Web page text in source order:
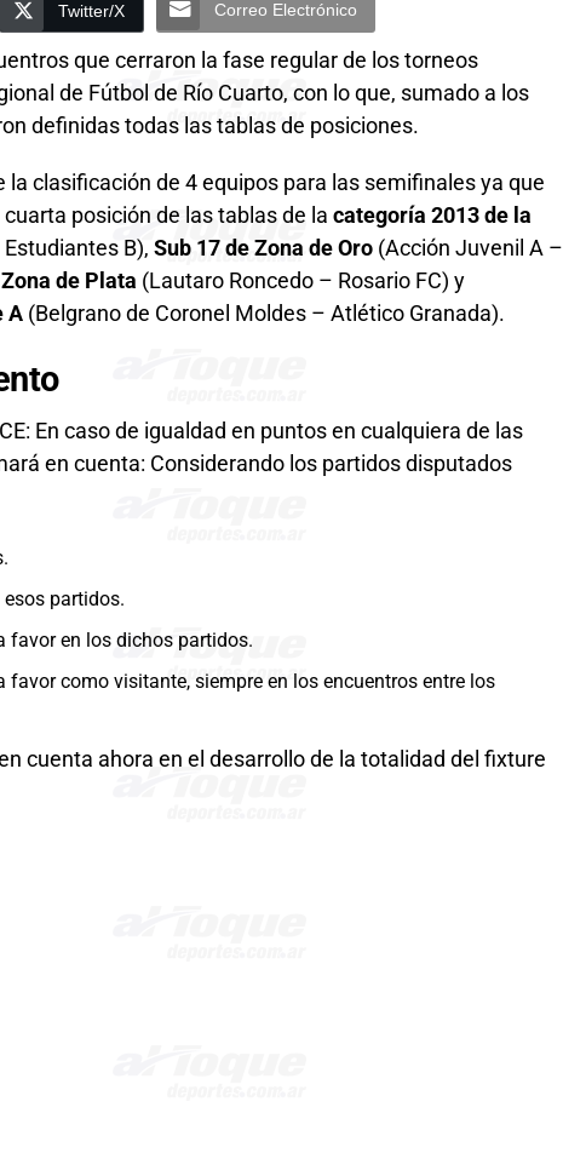
Twitter/X Correo Electrónico
que cerraron la fase regular de los torneos
de Fútbol de Río Cuarto, con lo que, sumado a los
definidas todas las tablas de posiciones.
clasificación de 4 equipos para las semifinales ya que
posición de las tablas de la categoría 2013 de la
B), Sub 17 de Zona de Oro (Acción Juvenil A –
de Plata (Lautaro Roncedo – Rosario FC) y
A (Belgrano de Coronel Moldes – Atlético Granada).
En caso de igualdad en puntos en cualquiera de las
en cuenta: Considerando los partidos disputados
partidos.
favor en los dichos partidos.
favor como visitante, siempre en los encuentros entre los
cuenta ahora en el desarrollo de la totalidad del fixture